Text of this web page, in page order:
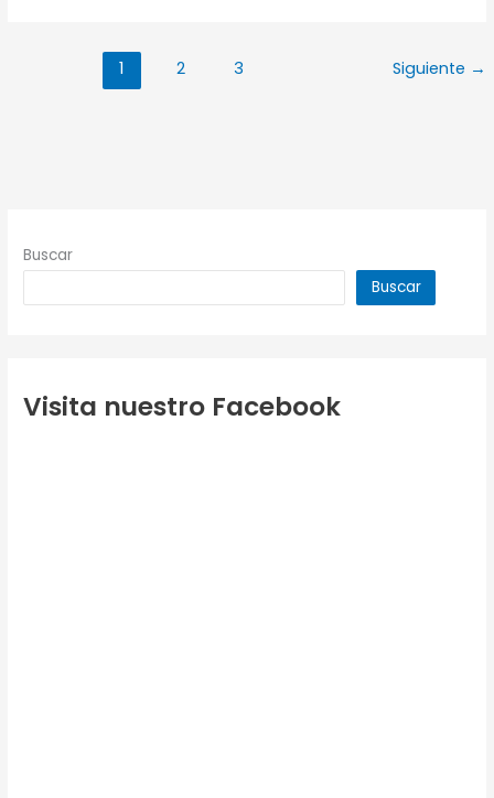
1 2 3 Siguiente →
Buscar
Buscar
Visita nuestro Facebook